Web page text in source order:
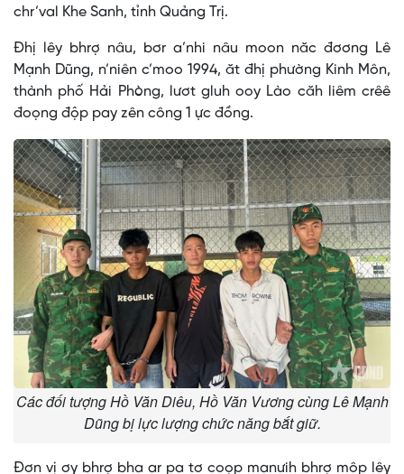
chr’val Khe Sanh, tỉnh Quảng Trị.
Đhị lêy bhrợ nâu, bơr a’nhi nâu moon năc đơơng Lê
Mạnh Dũng, n’niên c’moo 1994, ăt đhị phường Kinh Môn,
thành phố Hải Phòng, lươt gluh ooy Lào căh liêm crêê
đoọng độp pay zên công 1 ực đồng.
Các đối tượng Hồ Văn Diêu, Hồ Văn Vương cùng Lê Mạnh
Dũng bị lực lượng chức năng bắt giữ.
Đơn vị ơy bhrợ bha ar pa tơ coọp manưih bhrợ môp lêy